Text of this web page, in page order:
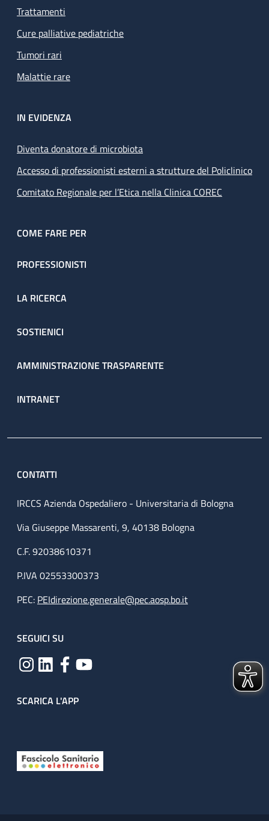
Trattamenti
Cure palliative pediatriche
Tumori rari
Malattie rare
IN EVIDENZA
Diventa donatore di microbiota
Accesso di professionisti esterni a strutture del Policlinico
Comitato Regionale per l’Etica nella Clinica COREC
COME FARE PER
PROFESSIONISTI
LA RICERCA
SOSTIENICI
AMMINISTRAZIONE TRASPARENTE
INTRANET
CONTATTI
IRCCS Azienda Ospedaliero - Universitaria di Bologna
Via Giuseppe Massarenti, 9, 40138 Bologna
C.F. 92038610371
P.IVA 02553300373
PEC: PEIdirezione.generale@pec.aosp.bo.it
SEGUICI SU
SCARICA L'APP